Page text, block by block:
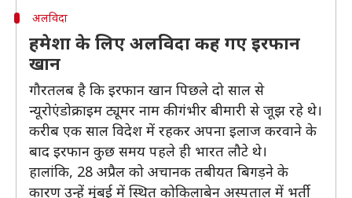
अलविदा
हमेशा के लिए अलविदा कह गए इरफान
खान
गौरतलब है कि इरफान खान पिछले दो साल से
न्यूरोएंडोक्राइम ट्यूमर नाम की गंभीर बीमारी से जूझ रहे थे।
करीब एक साल विदेश में रहकर अपना इलाज करवाने के
बाद इरफान कुछ समय पहले ही भारत लौटे थे।
हालांकि, 28 अप्रैल को अचानक तबीयत बिगड़ने के
कारण उन्हें मुंबई में स्थित कोकिलाबेन अस्पताल में भर्ती